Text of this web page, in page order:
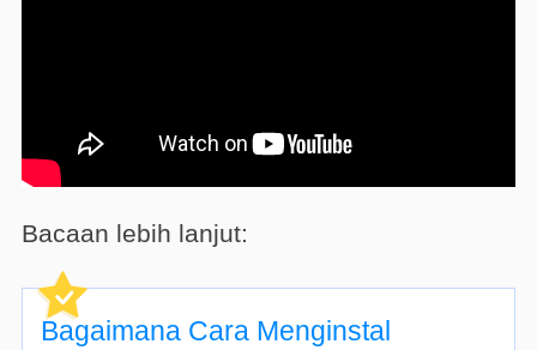
Bacaan lebih lanjut:
Bagaimana Cara Menginstal